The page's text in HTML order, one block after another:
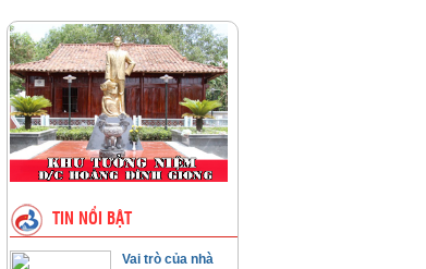
TIN NỔI BẬT
Vai trò của nhà